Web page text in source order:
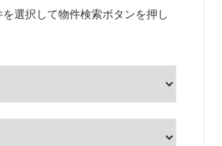
選択して物件検索ボタンを押し